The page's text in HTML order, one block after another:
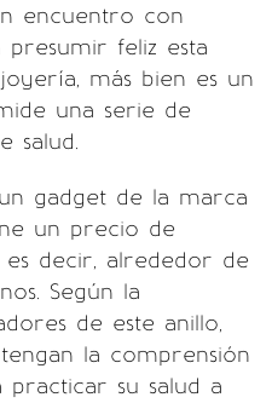
encuentro con
presumir feliz esta
más bien es un
una serie de
salud.
gadget de la marca
un precio de
decir, alrededor de
Según la
de este anillo,
la comprensión
su salud a